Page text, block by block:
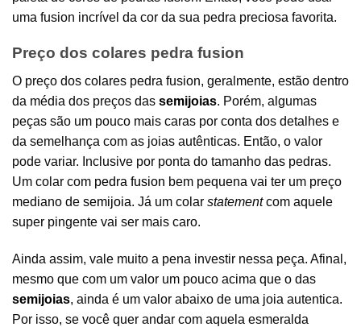
uma fusion incrível da cor da sua pedra preciosa favorita.
Preço dos colares pedra fusion
O preço dos colares pedra fusion, geralmente, estão dentro
da média dos preços das semijoias. Porém, algumas
peças são um pouco mais caras por conta dos detalhes e
da semelhança com as joias autênticas. Então, o valor
pode variar. Inclusive por ponta do tamanho das pedras.
Um colar com pedra fusion bem pequena vai ter um preço
mediano de semijoia. Já um colar statementcom aquele
super pingente vai ser mais caro.
Ainda assim, vale muito a pena investir nessa peça. Afinal,
mesmo que com um valor um pouco acima que o das
semijoias, ainda é um valor abaixo de uma joia autentica.
Por isso, se você quer andar com aquela esmeralda